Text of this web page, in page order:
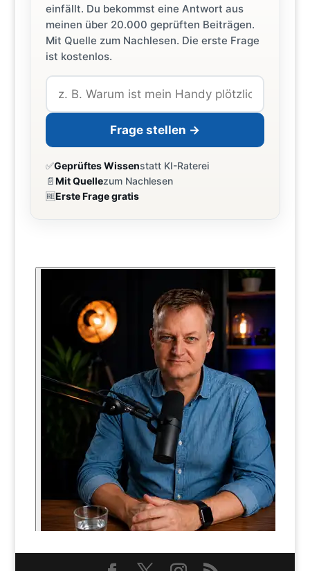
einfällt. Du bekommst eine Antwort aus
meinen über 20.000 geprüften Beiträgen.
Mit Quelle zum Nachlesen. Die erste Frage
ist kostenlos.
Frage stellen →
✅Geprüftes Wissenstatt KI-Raterei
📄Mit Quellezum Nachlesen
🆓Erste Frage gratis